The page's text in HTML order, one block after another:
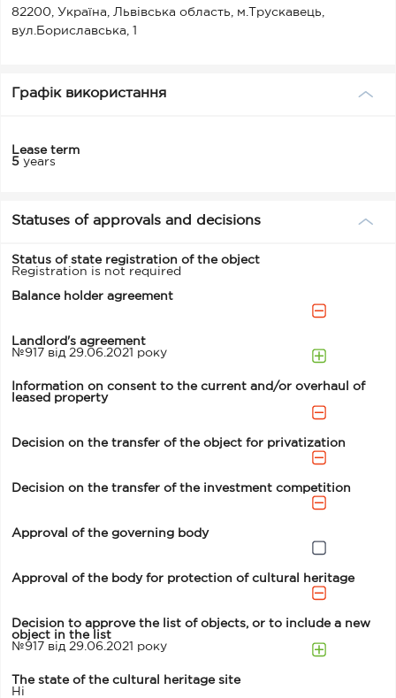
82200, Україна, Львівська область, м.Трускавець,
вул.Бориславська, 1
Графік використання
Lease term
5 years
Statuses of approvals and decisions
Status of state registration of the object
Registration is not required
Balance holder agreement
Landlord's agreement
№917 від 29.06.2021 року
Information on consent to the current and/or overhaul of
leased property
Decision on the transfer of the object for privatization
Decision on the transfer of the investment competition
Approval of the governing body
Approval of the body for protection of cultural heritage
Decision to approve the list of objects, or to include a new
object in the list
№917 від 29.06.2021 року
The state of the cultural heritage site
Ні